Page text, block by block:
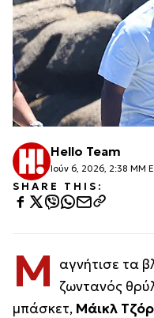
Hello Team
Ιούν 6, 2026, 2:38 ΜΜ
SHARE THIS:
Μ αγνήτισε τα
ζωντανός
μπάσκετ, Μάικλ